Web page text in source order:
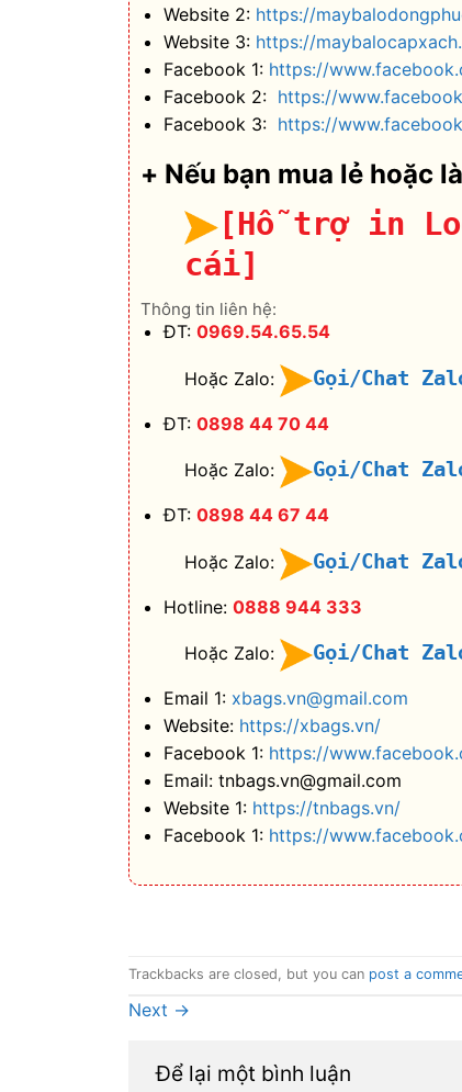
Website 2: https://
Website 3: https://
Facebook 1: https://
Facebook 2: https://
Facebook 3: https://
+ Nếu bạn mua lẻ hoặc
[Hỗ trợ in
cái]
Thông tin liên hệ:
ĐT: 0969.54.65.54
Hoặc Zalo: Gọi/Chat
ĐT: 0898 44 70 44
Hoặc Zalo: Gọi/Chat
ĐT: 0898 44 67 44
Hoặc Zalo: Gọi/Chat
Hotline: 0888 944 333
Hoặc Zalo: Gọi/Chat
Email 1: xbags.vn@gmail.com
Website: https://xbags.vn/
Facebook 1: https://
Email: tnbags.vn@gmail.com
Website 1: https://tnbags.vn/
Facebook 1: https://
Trackbacks are closed, but you can post a
Next →
Để lại một bình luận